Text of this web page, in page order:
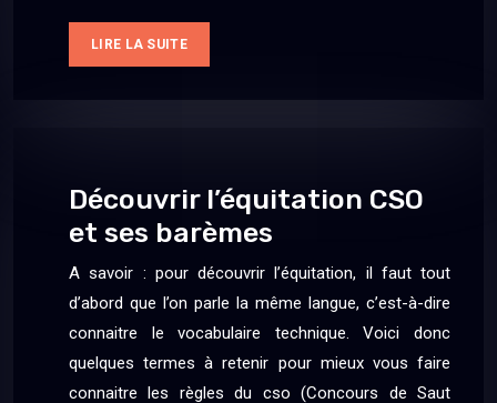
LIRE LA SUITE
Découvrir l’équitation CSO
et ses barèmes
A savoir : pour découvrir l’équitation, il faut tout
d’abord que l’on parle la même langue, c’est-à-dire
connaitre le vocabulaire technique. Voici donc
quelques termes à retenir pour mieux vous faire
connaitre les règles du cso (Concours de Saut